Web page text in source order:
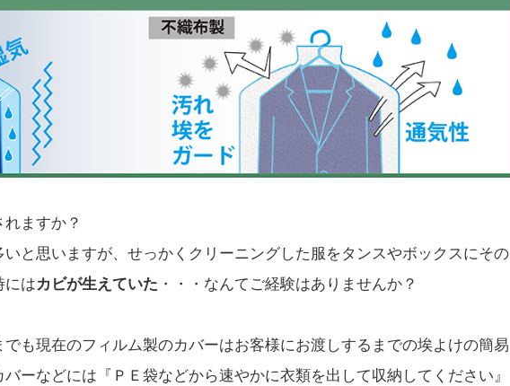
ますか？
と思いますが、せっかくクリーニングした服をタンスやボックスにその
にはカビが生えていた ・・・なんてご経験はありませんか？
も現在のフィルム製のカバーはお客様にお渡しするまでの埃よけの簡易
ーなどには『ＰＥ袋などから速やかに衣類を出して収納してください』